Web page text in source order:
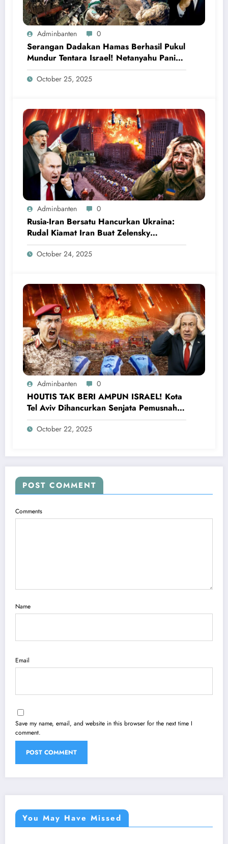
Adminbanten 0
Serangan Dadakan Hamas Berhasil Pukul
Mundur Tentara Israel! Netanyahu Panik
Ketakutan
October 25, 2025
Adminbanten 0
Rusia-Iran Bersatu Hancurkan Ukraina:
Rudal Kiamat Iran Buat Zelensky
Ketakutan dan Menyerah
October 24, 2025
Adminbanten 0
H0UTIS TAK BERI AMPUN ISRAEL! Kota
Tel Aviv Dihancurkan Senjata Pemusnah,
Netanyahu Ketakutan
October 22, 2025
POST COMMENT
Comments
Name
Email
Save my name, email, and website in this browser for the next time I
comment.
You May Have Missed